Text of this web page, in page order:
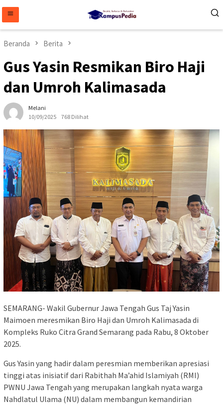
konten
Beranda Berita
Gus Yasin Resmikan Biro Haji
dan Umroh Kalimasada
Melani
10/09/2025
768 Dilihat
SEMARANG- Wakil Gubernur Jawa Tengah Gus Taj Yasin
Maimoen meresmikan Biro Haji dan Umroh Kalimasada di
Kompleks Ruko Citra Grand Semarang pada Rabu, 8 Oktober
2025.
Gus Yasin yang hadir dalam peresmian memberikan apresiasi
tinggi atas inisiatif dari Rabithah Ma’ahid Islamiyah (RMI)
PWNU Jawa Tengah yang merupakan langkah nyata warga
Nahdlatul Ulama (NU) dalam membangun kemandirian